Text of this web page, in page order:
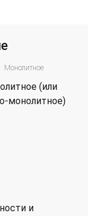
(или
монолитное)
и